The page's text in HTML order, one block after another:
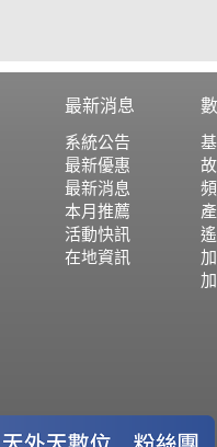
最新消息
系統公告
最新優惠
最新消息
本月推薦
活動快訊
在地資訊